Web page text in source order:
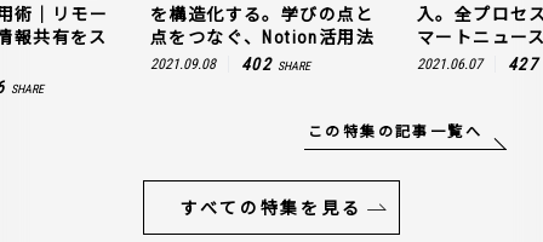
術｜リモー
報共有をス
SHARE
を構造化する。学びの点と
点をつなぐ、Notion活用法
2021.09.08 402 SHARE
入。全プロセ
マートニュー
2021.06.07 427
この特集の記事一覧へ
すべての特集を見る